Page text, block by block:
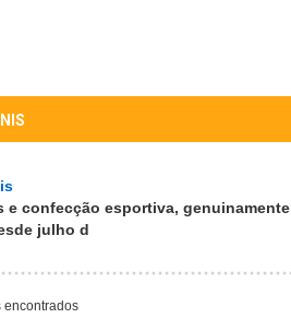
e confecção esportiva, genuinamente
julho d
encontrados